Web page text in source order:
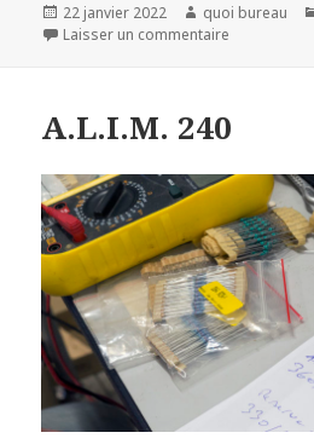
Publié
le
22 janvier 2022 Auteur
quoi bureau
Laisser un commentaire
A.L.I.M. 240